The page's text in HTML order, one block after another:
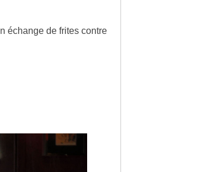
échange de frites contre